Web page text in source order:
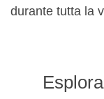
durante tutta la